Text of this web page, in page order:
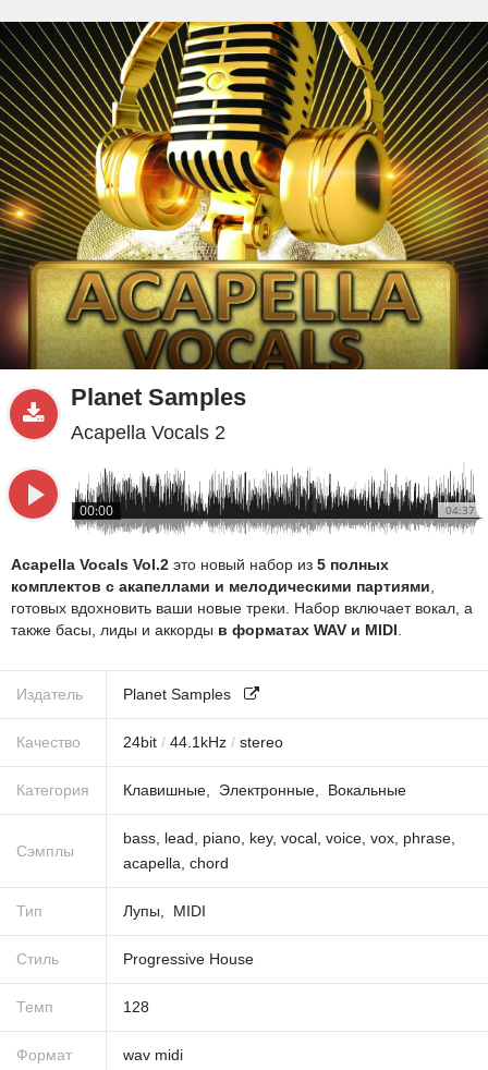
SamplePRO.ru
beta
Planet Samples
Acapella Vocals 2
04:37
00:00
Acapella Vocals Vol.2 это новый набор из 5 полных
комплектов с акапеллами и мелодическими партиями
готовых вдохновить ваши новые треки. Набор включает вокал, а
также басы, лиды и аккорды в форматах WAV и MIDI
Издатель Planet Samples
Качество 24bit / 44.1 kHz / stereo
Категория Клавишные Электронные Вокальные
Сэмплы
bass lead piano key, vocal voice vox phrase
acapella chord
Тип Лупы MIDI
Стиль Progressive House
Темп 128
Формат wav midi